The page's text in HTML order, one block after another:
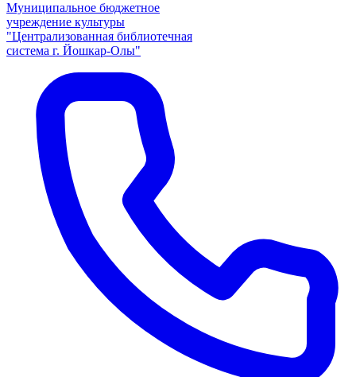
Муниципальное бюджетное
учреждение культуры
"Централизованная библиотечная
система г. Йошкар-Олы"